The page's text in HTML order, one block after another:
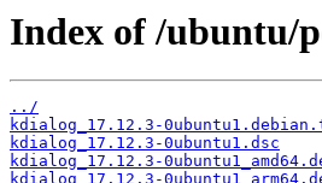
Index of /ubuntu/
../
kdialog_17.12.3-
kdialog_17.12.3-0ubuntu1.dsc
kdialog_17.12.3-
kdialog_17.12.3-